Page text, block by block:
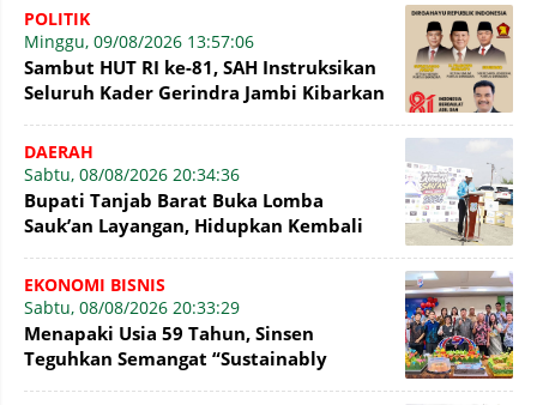
POLITIK
Minggu, 09/08/2026 13:57:06
Sambut HUT RI ke-81, SAH Instruksikan
Seluruh Kader Gerindra Jambi Kibarkan
DAERAH
Sabtu, 08/08/2026 20:34:36
Bupati Tanjab Barat Buka Lomba
Sauk’an Layangan, Hidupkan Kembali
EKONOMI BISNIS
Sabtu, 08/08/2026 20:33:29
Menapaki Usia 59 Tahun, Sinsen
Teguhkan Semangat “Sustainably